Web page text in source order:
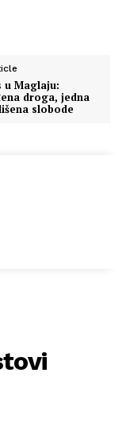
u Maglaju:
droga, jedna
slobode